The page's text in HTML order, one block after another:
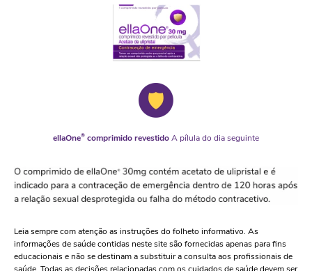
ellaOne® comprimido revestidoA pílula do dia seguinte
Leia sempre com atenção as instruções do folheto informativo. As
informações de saúde contidas neste site são fornecidas apenas para fins
educacionais e não se destinam a substituir a consulta aos profissionais de
saúde. Todas as decisões relacionadas com os cuidados de saúde devem ser